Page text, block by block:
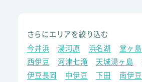
さらにエリアを絞り込む
今井浜
湯河原 浜名湖 堂ヶ島
西伊豆
河津七滝 天城湯ヶ島
伊豆長岡
中伊豆 下田 南伊豆